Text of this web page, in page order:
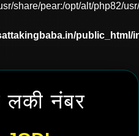
share/pear:/opt/alt/php82/
public_html/
नंबर